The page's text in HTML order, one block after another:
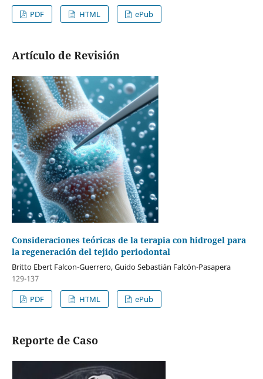
PDF
HTML ePub
Artículo de Revisión
Consideraciones teóricas de la terapia con hidrogel para
la regeneración del tejido periodontal
Britto Ebert Falcon-Guerrero, Guido Sebastián Falcón-Pasapera
129-137
PDF
HTML ePub
Reporte de Caso